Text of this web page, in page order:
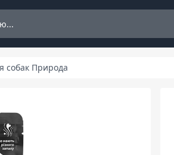
собак Природа